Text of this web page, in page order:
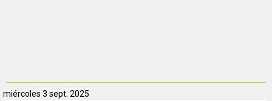
miércoles 3 sept. 2025